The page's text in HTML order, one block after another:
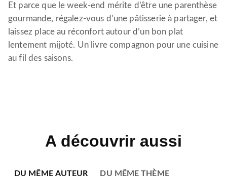
Et parce que le week-end mérite d’être une parenthèse
gourmande, régalez-vous d’une pâtisserie à partager, et
laissez place au réconfort autour d’un bon plat
lentement mijoté. Un livre compagnon pour une cuisine
au fil des saisons.
A découvrir aussi
DU MÊME AUTEUR DU MÊME THÈME